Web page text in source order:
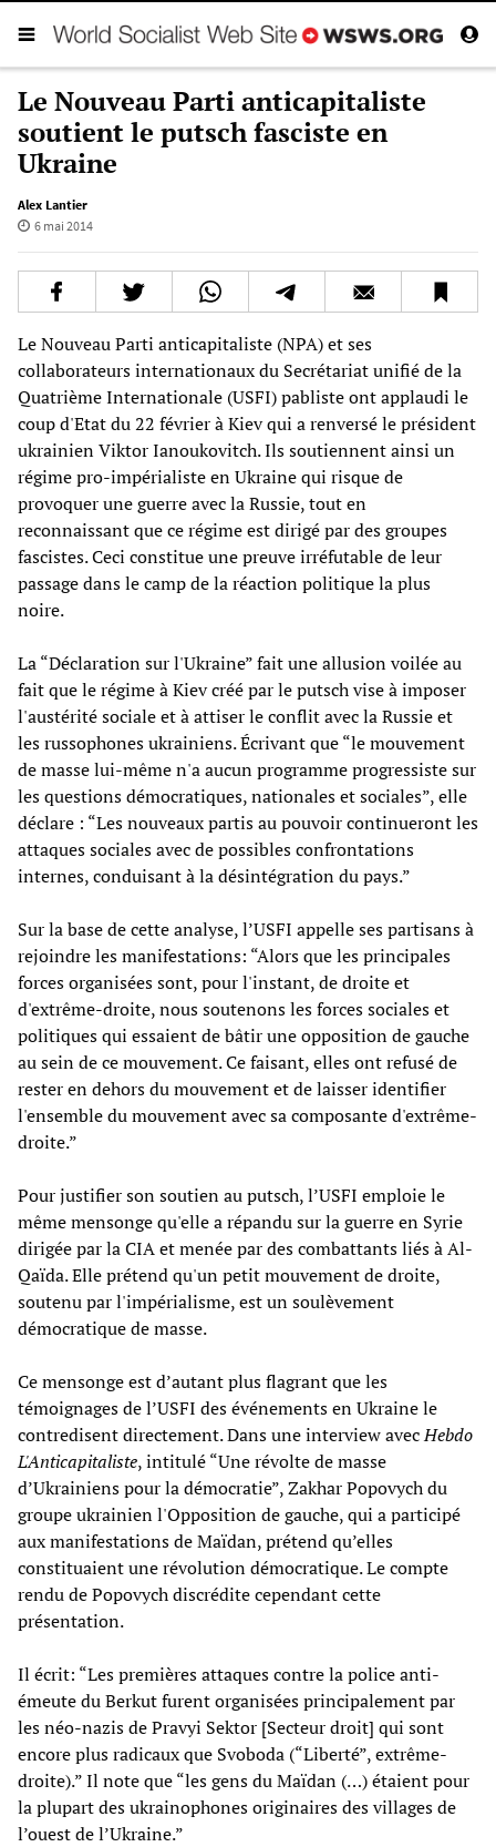
Le Nouveau Parti anticapitaliste
soutient le putsch fasciste en
Ukraine
Alex Lantier
6 mai 2014
Le Nouveau Parti anticapitaliste (NPA) et ses
collaborateurs internationaux du Secrétariat unifié de la
Quatrième Internationale (USFI) pabliste ont applaudi le
coup d'Etat du 22 février à Kiev qui a renversé le président
ukrainien Viktor Ianoukovitch. Ils soutiennent ainsi un
régime pro-impérialiste en Ukraine qui risque de
provoquer une guerre avec la Russie, tout en
reconnaissant que ce régime est dirigé par des groupes
fascistes. Ceci constitue une preuve irréfutable de leur
passage dans le camp de la réaction politique la plus
noire.
La “Déclaration sur l'Ukraine” fait une allusion voilée au
fait que le régime à Kiev créé par le putsch vise à imposer
l'austérité sociale et à attiser le conflit avec la Russie et
les russophones ukrainiens. Écrivant que “le mouvement
de masse lui-même n'a aucun programme progressiste sur
les questions démocratiques, nationales et sociales”, elle
déclare : “Les nouveaux partis au pouvoir continueront les
attaques sociales avec de possibles confrontations
internes, conduisant à la désintégration du pays.”
Sur la base de cette analyse, l’USFI appelle ses partisans à
rejoindre les manifestations: “Alors que les principales
forces organisées sont, pour l'instant, de droite et
d'extrême-droite, nous soutenons les forces sociales et
politiques qui essaient de bâtir une opposition de gauche
au sein de ce mouvement. Ce faisant, elles ont refusé de
rester en dehors du mouvement et de laisser identifier
l'ensemble du mouvement avec sa composante d'extrême-
droite.”
Pour justifier son soutien au putsch, l’USFI emploie le
même mensonge qu'elle a répandu sur la guerre en Syrie
dirigée par la CIA et menée par des combattants liés à Al-
Qaïda. Elle prétend qu'un petit mouvement de droite,
soutenu par l'impérialisme, est un soulèvement
démocratique de masse.
Ce mensonge est d’autant plus flagrant que les
témoignages de l’USFI des événements en Ukraine le
contredisent directement. Dans une interview avecHebdo
L'Anticapitaliste, intitulé “Une révolte de masse
d’Ukrainiens pour la démocratie”, Zakhar Popovych du
groupe ukrainien l'Opposition de gauche, qui a participé
aux manifestations de Maïdan, prétend qu’elles
constituaient une révolution démocratique. Le compte
rendu de Popovych discrédite cependant cette
présentation.
Il écrit: “Les premières attaques contre la police anti-
émeute du Berkut furent organisées principalement par
les néo-nazis de Pravyi Sektor [Secteur droit] qui sont
encore plus radicaux que Svoboda (“Liberté”, extrême-
droite).” Il note que “les gens du Maïdan (…) étaient pour
la plupart des ukrainophones originaires des villages de
l’ouest de l’Ukraine.”